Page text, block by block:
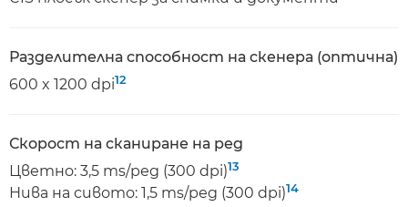
Разделителна способност на скенера (оптична)
600 x 1200 dpi12
Скорост на сканиране на ред
Цветно: 3,5 ms/ред (300 dpi)13
Нива на сивото: 1,5 ms/ред (300 dpi)14